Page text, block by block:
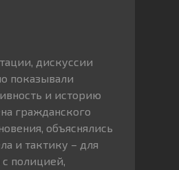
дискуссии
показывали
и историю
гражданского
объяснялись
и тактику – для
полицией,